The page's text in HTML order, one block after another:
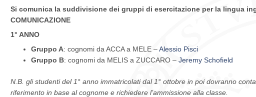
Si comunica la suddivisione dei gruppi di esercitazione per la lingua
COMUNICAZIONE
1° ANNO
Gruppo A: cognomi da ACCA a MELE –Alessio Pisci
Gruppo B: cognomi da MELIS a ZUCCARO – Jeremy Schofield
N.B. gli studenti del 1° anno immatricolati dal 1° ottobre in poi dovranno
riferimento in base al cognome e richiedere l’ammissione alla classe.